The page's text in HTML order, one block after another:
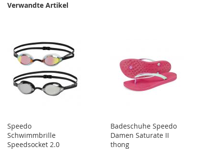
Verwandte Artikel
Speedo
Schwimmbrille
Speedsocket 2.0
Badeschuhe Speedo
Damen Saturate II
thong